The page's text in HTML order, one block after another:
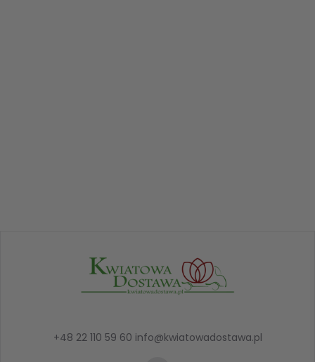
+48 22 110 59 60 info@kwiatowadostawa.pl